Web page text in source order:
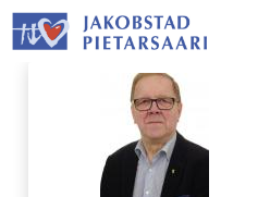
Hoppa
till